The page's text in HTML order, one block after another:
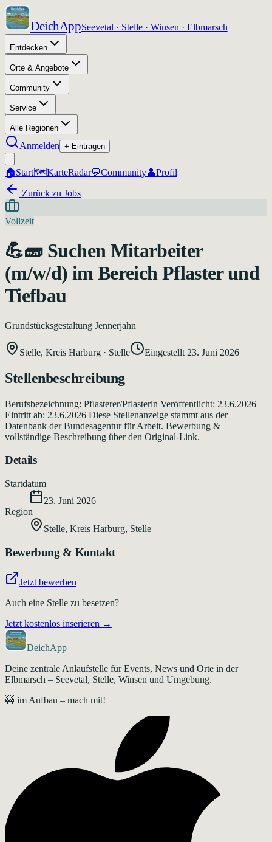
DeichAppSeevetal · Stelle · Winsen · Elbmarsch
Entdecken
Orte & Angebote
Community
Service
Alle Regionen
Anmelden + Eintragen
🏠Start🗺️KarteRadar💬Community👤Profil
Zurück zu Jobs
Vollzeit
💪🧱 Suchen Mitarbeiter
(m/w/d) im Bereich Pflaster und
Tiefbau
Grundstücksgestaltung Jennerjahn
Stelle, Kreis Harburg · Stelle Eingestellt 23. Juni 2026
Stellenbeschreibung
Berufsbezeichnung: Pflasterer/Pflasterin Veröffentlicht: 23.6.2026
Eintritt ab: 23.6.2026 Diese Stellenanzeige stammt aus der
Datenbank der Bundesagentur für Arbeit. Bewerbung &
vollständige Beschreibung über den Original-Link.
Details
Startdatum
23. Juni 2026
Region
Stelle, Kreis Harburg, Stelle
Bewerbung & Kontakt
Jetzt bewerben
Auch eine Stelle zu besetzen?
Jetzt kostenlos inserieren →
DeichApp
Deine zentrale Anlaufstelle für Events, News und Orte in der
Elbmarsch – Seevetal, Stelle, Winsen und Umgebung.
🚧 im Aufbau – mach mit!